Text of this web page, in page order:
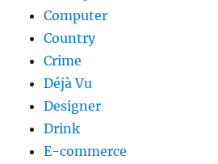
Computer
Country
Crime
Déjà Vu
Designer
Drink
E-commerce